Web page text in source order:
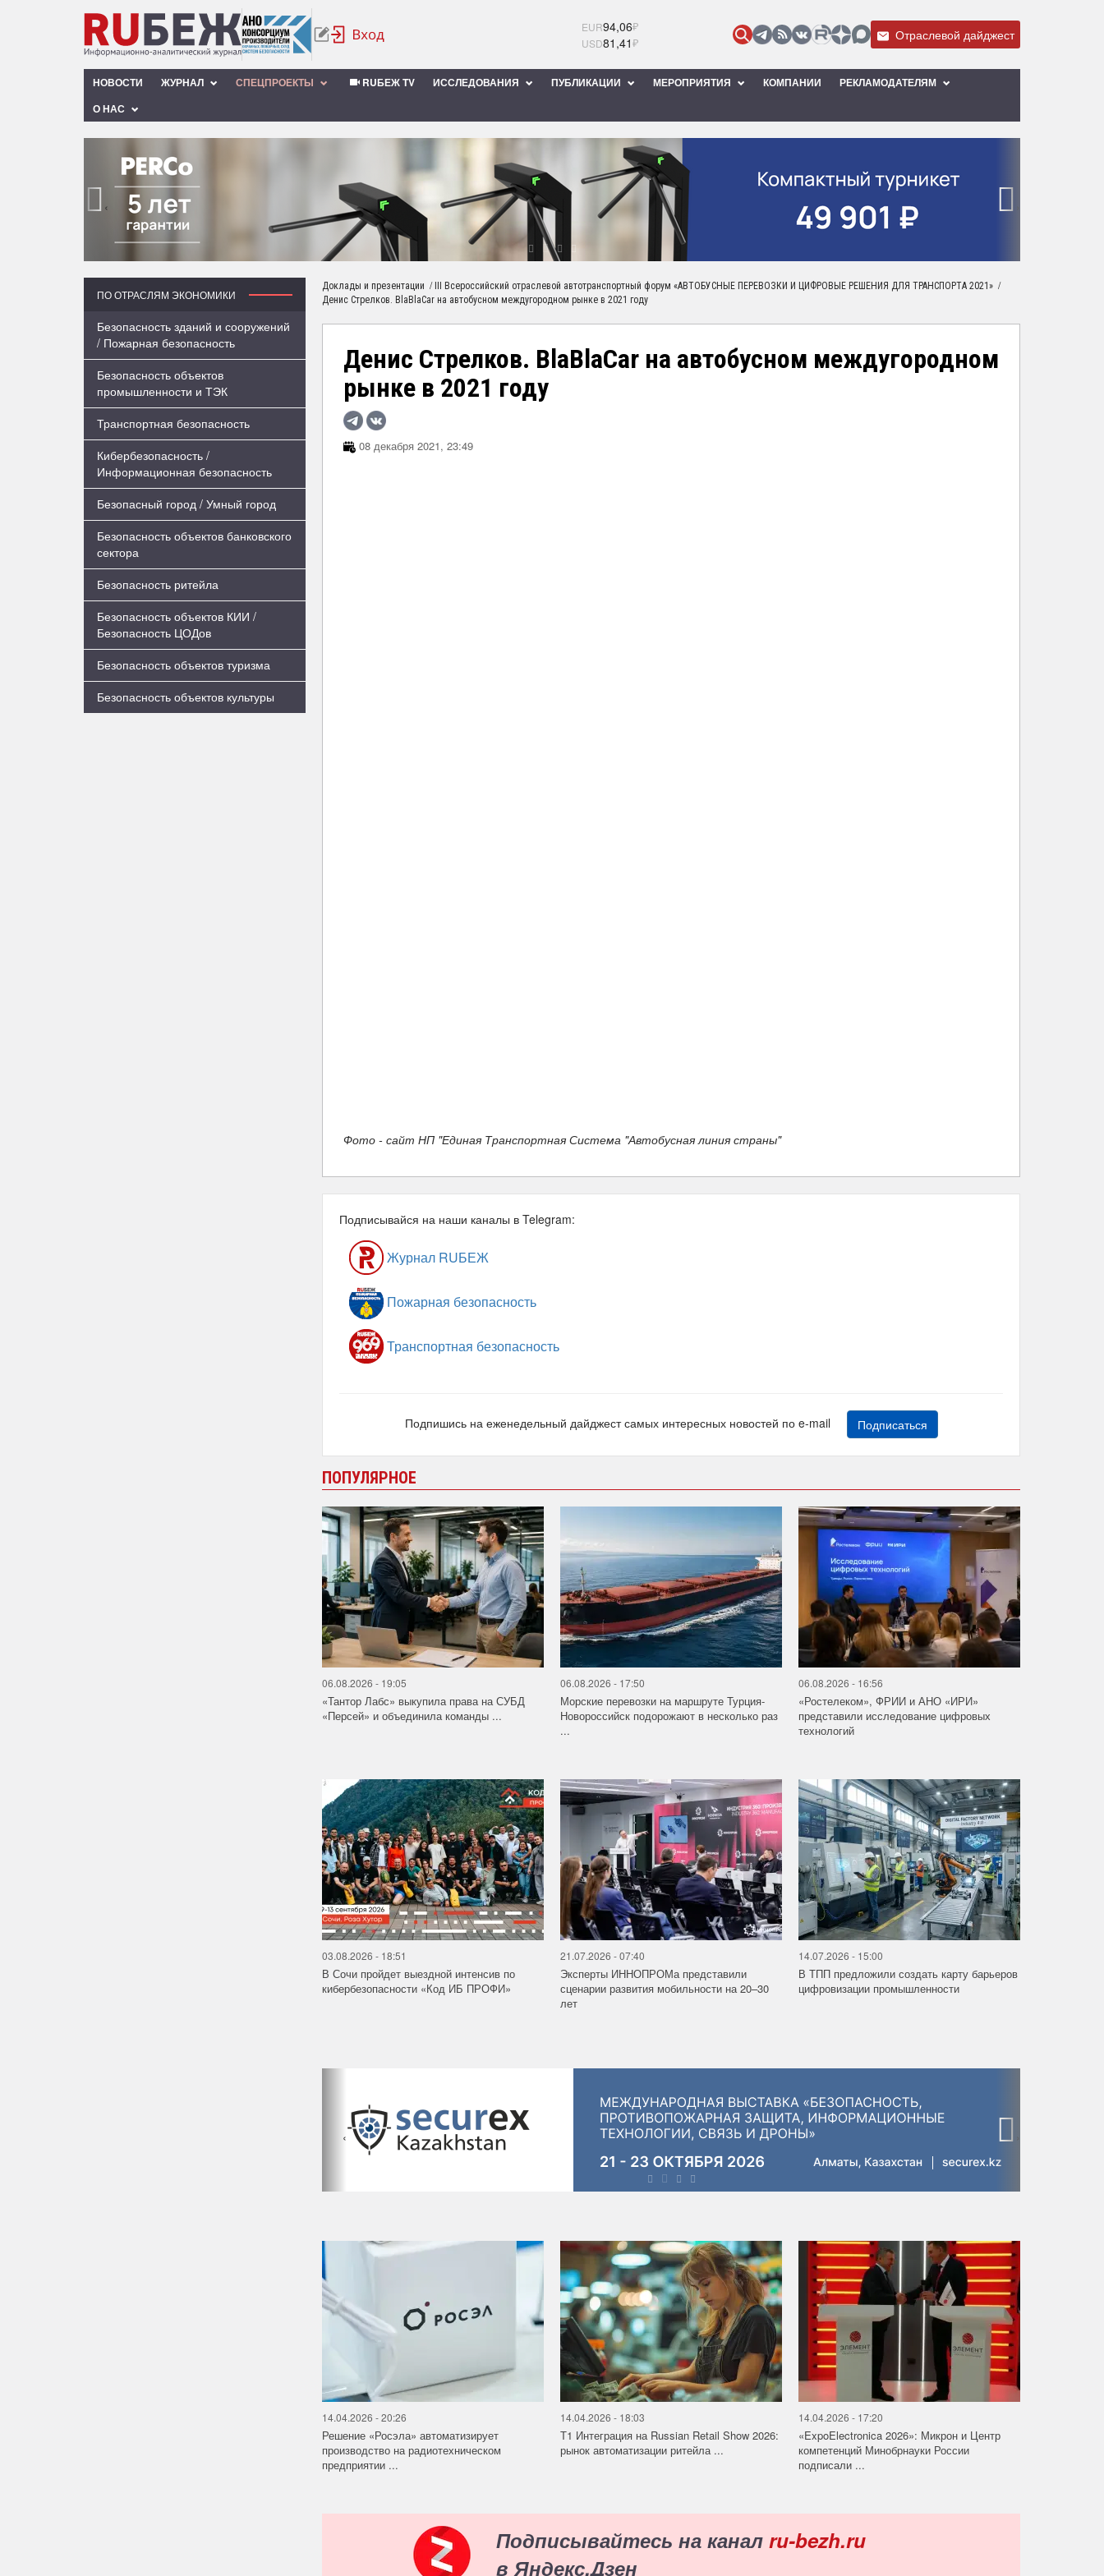
EUR94,06₽
USD81,41₽ Отраслевой дайджест
НОВОСТИ ЖУРНАЛ СПЕЦПРОЕКТЫ RUБЕЖ TV ИССЛЕДОВАНИЯ ПУБЛИКАЦИИ МЕРОПРИЯТИЯ КОМПАНИИ
РЕКЛАМОДАТЕЛЯМ
О НАС
‹
ПО ОТРАСЛЯМ ЭКОНОМИКИ
Безопасность зданий и сооружений
/ Пожарная безопасность
Безопасность объектов
промышленности и ТЭК
Транспортная безопасность
Кибербезопасность /
Информационная безопасность
Безопасный город / Умный город
Безопасность объектов банковского
сектора
Безопасность ритейла
Безопасность объектов КИИ /
Безопасность ЦОДов
Безопасность объектов туризма
Безопасность объектов культуры
Доклады и презентации / III Всероссийский отраслевой автотранспортный форум «АВТОБУСНЫЕ ПЕРЕВОЗКИ И ЦИФРОВЫЕ РЕШЕНИЯ ДЛЯ ТРАНСПОРТА 2021» /
Денис Стрелков. BlaBlaCar на автобусном междугородном рынке в 2021 году
Денис Стрелков. BlaBlaCar на автобусном междугородном
рынке в 2021 году
08 декабря 2021, 23:49
Фото - сайт НП "Единая Транспортная Система "Автобусная линия страны"
Подписывайся на наши каналы в Telegram:
Журнал RUБЕЖ
Пожарная безопасность
Транспортная безопасность
Подпишись на еженедельный дайджест самых интересных новостей по e-mail Подписаться
ПОПУЛЯРНОЕ
06.08.2026 - 19:05
«Тантор Лабс» выкупила права на СУБД
«Персей» и объединила команды ...
06.08.2026 - 17:50
Морские перевозки на маршруте Турция-
Новороссийск подорожают в несколько раз
...
06.08.2026 - 16:56
«Ростелеком», ФРИИ и АНО «ИРИ»
представили исследование цифровых
технологий
03.08.2026 - 18:51
В Сочи пройдет выездной интенсив по
кибербезопасности «Код ИБ ПРОФИ»
21.07.2026 - 07:40
Эксперты ИННОПРОМа представили
сценарии развития мобильности на 20–30
лет
14.07.2026 - 15:00
В ТПП предложили создать карту барьеров
цифровизации промышленности
‹
14.04.2026 - 20:26
Решение «Росэла» автоматизирует
производство на радиотехническом
предприятии ...
14.04.2026 - 18:03
Т1 Интеграция на Russian Retail Show 2026:
рынок автоматизации ритейла ...
14.04.2026 - 17:20
«ExpoElectronica 2026»: Микрон и Центр
компетенций Минобрнауки России
подписали ...
Подписывайтесь на канал ru-bezh.ru
в Яндекс.Дзен